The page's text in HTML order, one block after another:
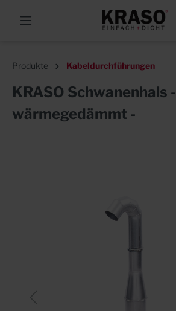
Produkte Kabeldurchführungen
KRASO Schwanenhals -
wärmegedämmt -